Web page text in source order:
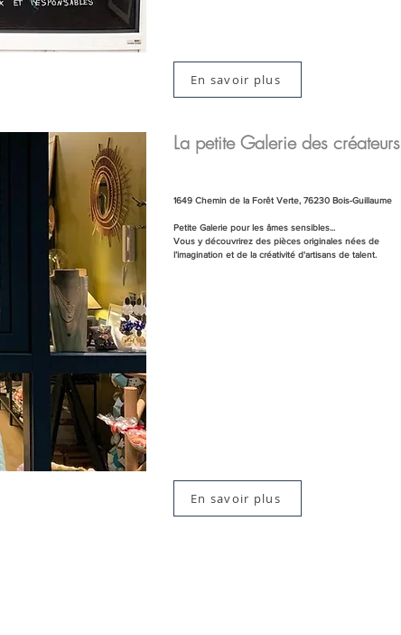
En savoir plus
La petite Galerie des créateurs
1649 Chemin de la Forêt Verte, 76230 Bois-Guillaume
Petite Galerie pour les âmes sensibles...
Vous y découvrirez des pièces originales nées de
l’imagination et de la créativité d'artisans de talent.
En savoir plus